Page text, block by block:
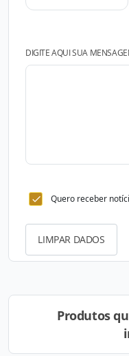
DIGITE AQUI SUA
Quero receber
LIMPAR DADOS
Produtos